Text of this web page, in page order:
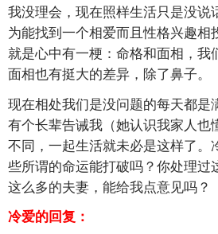
我没理会，现在照样生活只是没说
为能找到一个相爱而且性格兴趣相
就是心中有一梗：命格和面相，我
面相也有挺大的差异，除了鼻子。
现在相处我们是没问题的每天都是
有个长辈告诫我（她认识我家人也
不同，一起生活就未必是这样了。
些所谓的命运能打破吗？你处理过
这么多的夫妻，能给我点意见吗？
冷爱的回复：